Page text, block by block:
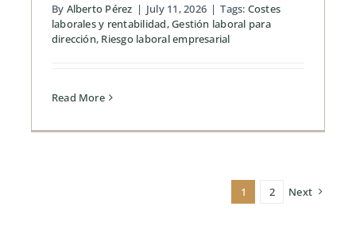
By Alberto Pérez | July 11, 2026 | Tags: Costes
laborales y rentabilidad,Gestión laboral para
dirección, Riesgo laboral empresarial
Read More
1 2 Next